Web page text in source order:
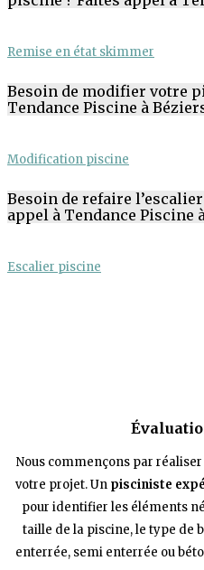
Remise en état skimmer
Besoin de modifier votre
Tendance Piscine à
Modification piscine
Besoin de refaire
appel à Tendance Piscine
Escalier piscine
Nous commençons par
votre projet. Un pisciniste
pour identifier les éléments
taille de la piscine, le type de
enterrée, semi enterrée ou